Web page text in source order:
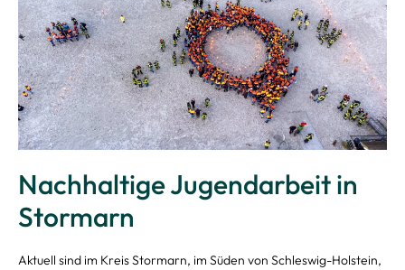
Nachhaltige Jugendarbeit in
Stormarn
Aktuell sind im Kreis Stormarn, im Süden von Schleswig-Holstein,